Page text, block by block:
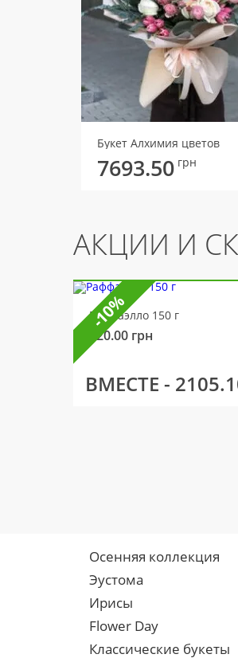
Букет Алхимия цветов
7693.50 грн
АКЦИИ И
Раффаэлло 150 г
320.00 грн
ВМЕСТЕ -
-10%
Осенняя коллекция
Эустома
Ирисы
Flower Day
Классические букеты